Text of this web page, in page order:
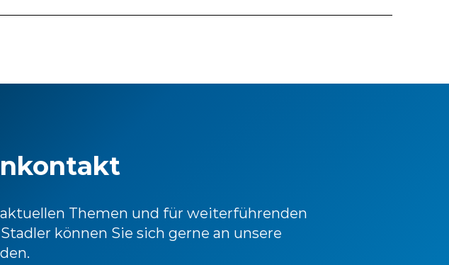
Themen und für weiterführenden
können Sie sich gerne an unsere